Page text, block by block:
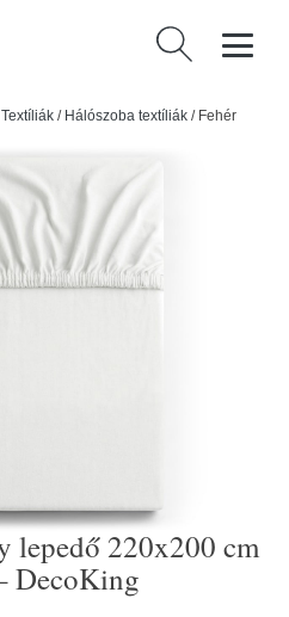
Keresés:
Textíliák / Hálószoba textíliák / Fehér
Amber – DecoKing
lepedő 220x200 cm
DecoKing